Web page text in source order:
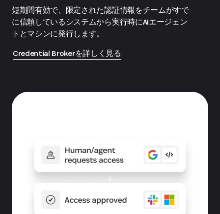
短期間有効で、限定された認証情報をチームがすで
に信頼しているシステムから実行時にAIエージェン
トとマシンに発行します。
Credential Brokerを詳しく見る